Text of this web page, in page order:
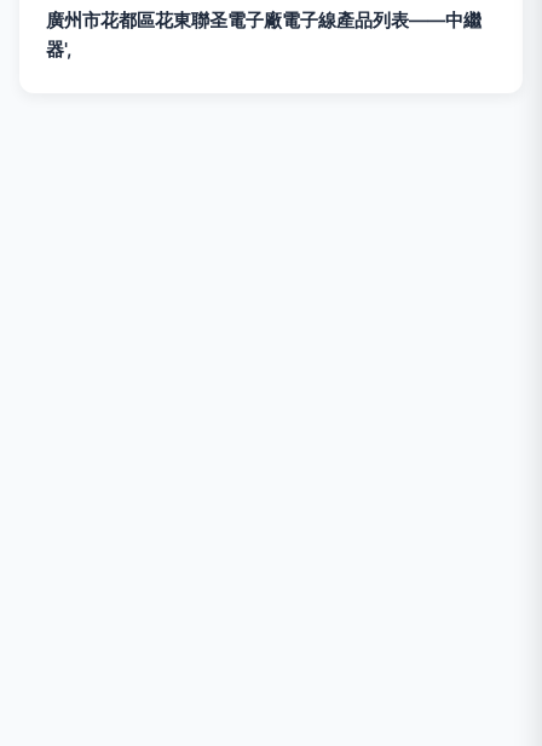
廣州市花都區花東聯圣電子廠電子線產品列表——中繼
器',